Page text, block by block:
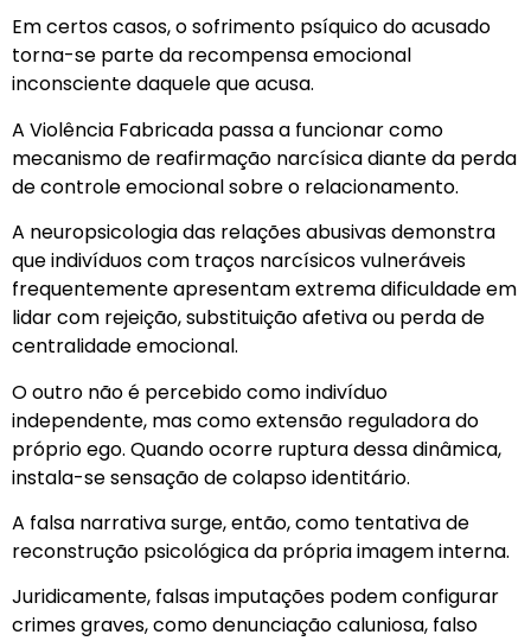
Em certos casos, o sofrimento psíquico do acusado
torna-se parte da recompensa emocional
inconsciente daquele que acusa.
A Violência Fabricada passa a funcionar como
mecanismo de reafirmação narcísica diante da perda
de controle emocional sobre o relacionamento.
A neuropsicologia das relações abusivas demonstra
que indivíduos com traços narcísicos vulneráveis
frequentemente apresentam extrema dificuldade em
lidar com rejeição, substituição afetiva ou perda de
centralidade emocional.
O outro não é percebido como indivíduo
independente, mas como extensão reguladora do
próprio ego. Quando ocorre ruptura dessa dinâmica,
instala-se sensação de colapso identitário.
A falsa narrativa surge, então, como tentativa de
reconstrução psicológica da própria imagem interna.
Juridicamente, falsas imputações podem configurar
crimes graves, como denunciação caluniosa, falso